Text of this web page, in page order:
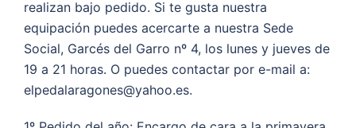
realizan bajo pedido. Si te gusta nuestra
equipación puedes acercarte a nuestra Sede
Social, Garcés del Garro nº 4, los lunes y jueves de
19 a 21 horas. O puedes contactar por e-mail a:
elpedalaragones@yahoo.es.